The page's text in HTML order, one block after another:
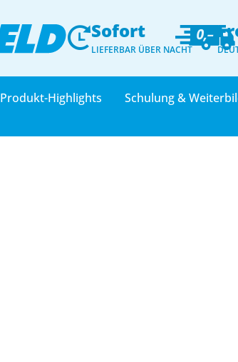
Sofort
LIEFERBAR ÜBER NACHT
Produkt-Highlights Schulung &